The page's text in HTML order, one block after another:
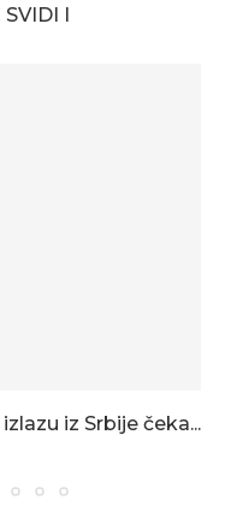
I
iz Srbije čeka...